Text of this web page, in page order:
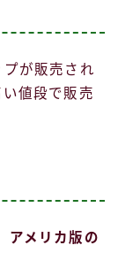
が販売され
値段で販売
アメリカ版の